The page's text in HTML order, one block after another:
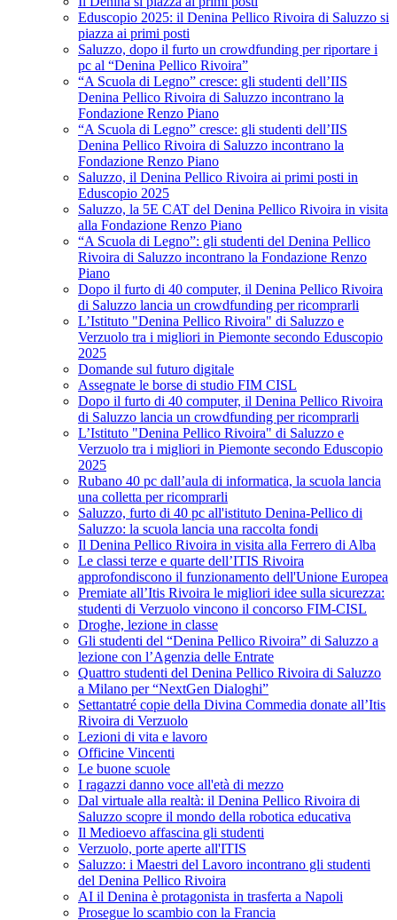
Eduscopio 2025: il Denina Pellico Rivoira di Saluzzo si
piazza ai primi posti
Saluzzo, dopo il furto un crowdfunding per riportare i
pc al “Denina Pellico Rivoira”
“A Scuola di Legno” cresce: gli studenti dell’IIS
Denina Pellico Rivoira di Saluzzo incontrano la
Fondazione Renzo Piano
“A Scuola di Legno” cresce: gli studenti dell’IIS
Denina Pellico Rivoira di Saluzzo incontrano la
Fondazione Renzo Piano
Saluzzo, il Denina Pellico Rivoira ai primi posti in
Eduscopio 2025
Saluzzo, la 5E CAT del Denina Pellico Rivoira in visita
alla Fondazione Renzo Piano
“A Scuola di Legno”: gli studenti del Denina Pellico
Rivoira di Saluzzo incontrano la Fondazione Renzo
Piano
Dopo il furto di 40 computer, il Denina Pellico Rivoira
di Saluzzo lancia un crowdfunding per ricomprarli
L’Istituto "Denina Pellico Rivoira" di Saluzzo e
Verzuolo tra i migliori in Piemonte secondo Eduscopio
2025
Domande sul futuro digitale
Assegnate le borse di studio FIM CISL
Dopo il furto di 40 computer, il Denina Pellico Rivoira
di Saluzzo lancia un crowdfunding per ricomprarli
L’Istituto "Denina Pellico Rivoira" di Saluzzo e
Verzuolo tra i migliori in Piemonte secondo Eduscopio
2025
Rubano 40 pc dall’aula di informatica, la scuola lancia
una colletta per ricomprarli
Saluzzo, furto di 40 pc all'istituto Denina-Pellico di
Saluzzo: la scuola lancia una raccolta fondi
Il Denina Pellico Rivoira in visita alla Ferrero di Alba
Le classi terze e quarte dell’ITIS Rivoira
approfondiscono il funzionamento dell'Unione Europea
Premiate all’Itis Rivoira le migliori idee sulla sicurezza:
studenti di Verzuolo vincono il concorso FIM-CISL
Droghe, lezione in classe
Gli studenti del “Denina Pellico Rivoira” di Saluzzo a
lezione con l’Agenzia delle Entrate
Quattro studenti del Denina Pellico Rivoira di Saluzzo
a Milano per “NextGen Dialoghi”
Settantatré copie della Divina Commedia donate all’Itis
Rivoira di Verzuolo
Lezioni di vita e lavoro
Officine Vincenti
Le buone scuole
I ragazzi danno voce all'età di mezzo
Dal virtuale alla realtà: il Denina Pellico Rivoira di
Saluzzo scopre il mondo della robotica educativa
Il Medioevo affascina gli studenti
Verzuolo, porte aperte all'ITIS
Saluzzo: i Maestri del Lavoro incontrano gli studenti
del Denina Pellico Rivoira
AI il Denina è protagonista in trasferta a Napoli
Prosegue lo scambio con la Francia